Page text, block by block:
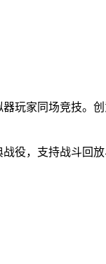
玩家同场竞技。
役，支持战斗回